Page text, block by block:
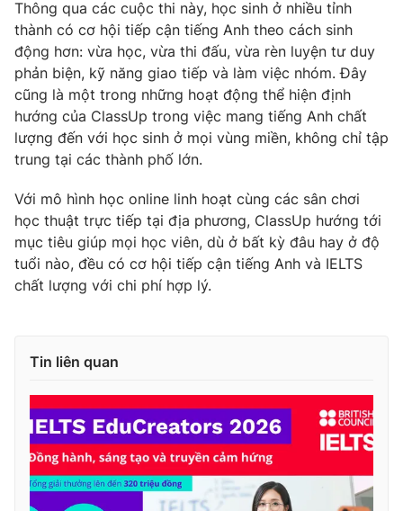
Thông qua các cuộc thi này, học sinh ở nhiều tỉnh
thành có cơ hội tiếp cận tiếng Anh theo cách sinh
động hơn: vừa học, vừa thi đấu, vừa rèn luyện tư duy
phản biện, kỹ năng giao tiếp và làm việc nhóm. Đây
cũng là một trong những hoạt động thể hiện định
hướng của ClassUp trong việc mang tiếng Anh chất
lượng đến với học sinh ở mọi vùng miền, không chỉ tập
trung tại các thành phố lớn.
Với mô hình học online linh hoạt cùng các sân chơi
học thuật trực tiếp tại địa phương, ClassUp hướng tới
mục tiêu giúp mọi học viên, dù ở bất kỳ đâu hay ở độ
tuổi nào, đều có cơ hội tiếp cận tiếng Anh và IELTS
chất lượng với chi phí hợp lý.
Tin liên quan